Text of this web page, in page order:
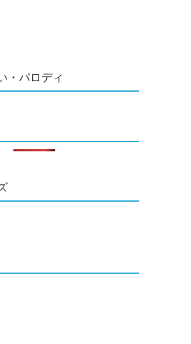
・パロディ